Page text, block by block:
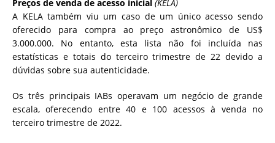
Preços de venda de acesso inicial (KELA)
A KELA também viu um caso de um único acesso sendo
oferecido para compra ao preço astronômico de US$
3.000.000. No entanto, esta lista não foi incluída nas
estatísticas e totais do terceiro trimestre de 22 devido a
dúvidas sobre sua autenticidade.
Os três principais IABs operavam um negócio de grande
escala, oferecendo entre 40 e 100 acessos à venda no
terceiro trimestre de 2022.